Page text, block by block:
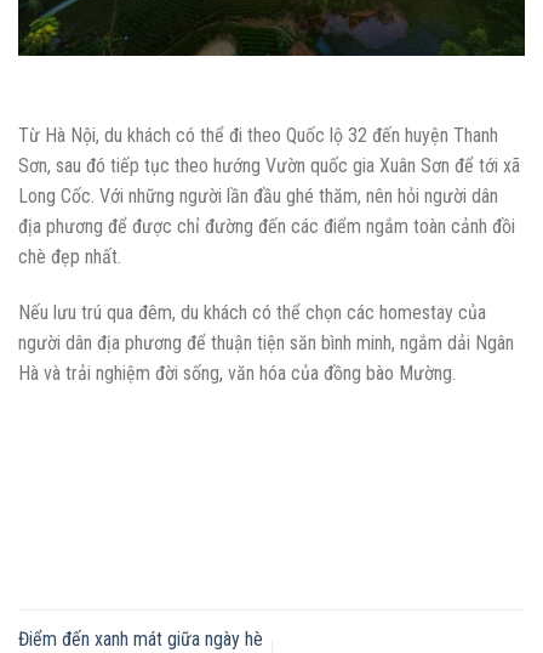
Từ Hà Nội, du khách có thể đi theo Quốc lộ 32 đến huyện Thanh
Sơn, sau đó tiếp tục theo hướng Vườn quốc gia Xuân Sơn để tới xã
Long Cốc. Với những người lần đầu ghé thăm, nên hỏi người dân
địa phương để được chỉ đường đến các điểm ngắm toàn cảnh đồi
chè đẹp nhất.
Nếu lưu trú qua đêm, du khách có thể chọn các homestay của
người dân địa phương để thuận tiện săn bình minh, ngắm dải Ngân
Hà và trải nghiệm đời sống, văn hóa của đồng bào Mường.
Điểm đến xanh mát giữa ngày hè